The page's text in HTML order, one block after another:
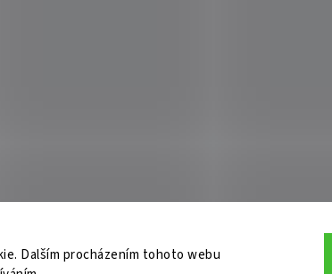
Dalším procházením tohoto webu